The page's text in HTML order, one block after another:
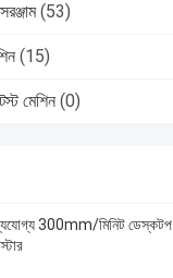
(53)
(15)
মেশিন (0)
300mm/মিনিট ডেস্কটপ